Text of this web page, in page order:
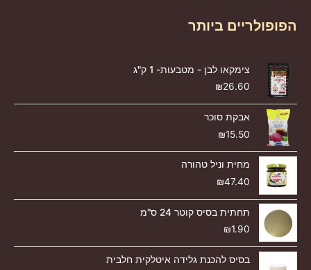
הפופולריים ביותר
צימקאו לבן - מטבעות- 1 ק"ג
₪26.60
אבקת סוכר
₪15.50
מחית וניל טהורה
₪47.40
תחתית בסיס קוטר 24 ס"מ
₪1.90
בסיס להכנת גלידה איטלקית חלבית